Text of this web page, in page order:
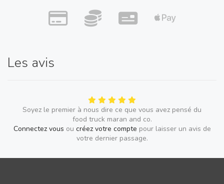
-Beurre sucre 4€
- Confiture 4€
-Nutella 4€
-Speculoos 4€
Les avis
Soyez le premier à nous dire ce que vous avez pensé du
food truck maran and co.
Connectez vous ou créez votre compte pour laisser un avis de
votre dernier passage.